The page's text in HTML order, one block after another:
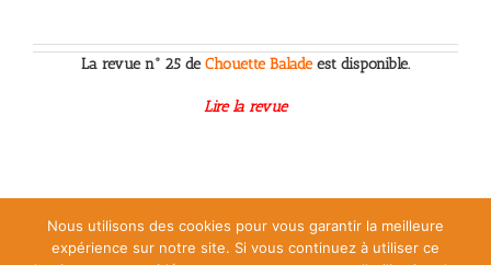
La revue n° 25 deChouette Baladeest disponible.
Lire la revue
Chouette Balade © 2023 |Conditions générales d’utilisation|Politique
relative aux cookies |Mentions légales
Nous utilisons des cookies pour vous garantir la meilleure
expérience sur notre site. Si vous continuez à utiliser ce